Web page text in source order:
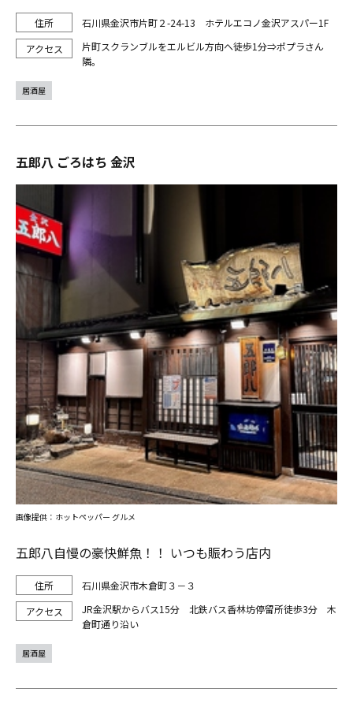
石川県金沢市片町２-24-13 ホテルエコノ金沢アスパー1F
片町スクランブルをエルビル方向へ徒歩1分⇒ポプラさん
隣。
居酒屋
五郎八 ごろはち 金沢
五郎八自慢の豪快鮮魚！！ いつも賑わう店内
石川県金沢市木倉町３－３
JR金沢駅からバス15分 北鉄バス香林坊停留所徒歩3分 木
倉町通り沿い
画像提供：ホットペッパー グルメ
居酒屋